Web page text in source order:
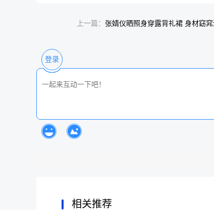
上一篇： 张婧仪晒照身穿露背礼裙 身材窈
登录
相关推荐